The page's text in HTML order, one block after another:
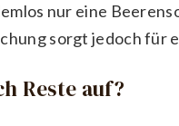
nur eine
sorgt jedoch für
Reste auf?